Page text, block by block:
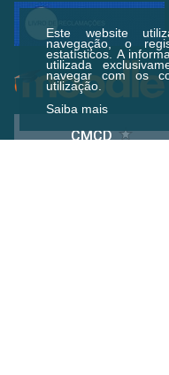
Este website
navegação, o
estatísticos.A
utilizada
navegar com os
utilização.
Saiba mais